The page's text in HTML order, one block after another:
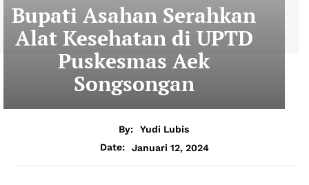
Bupati Asahan Serahkan
Alat Kesehatan di UPTD
Puskesmas Aek
Songsongan
By:
Yudi Lubis
Date:
Januari 12, 2024